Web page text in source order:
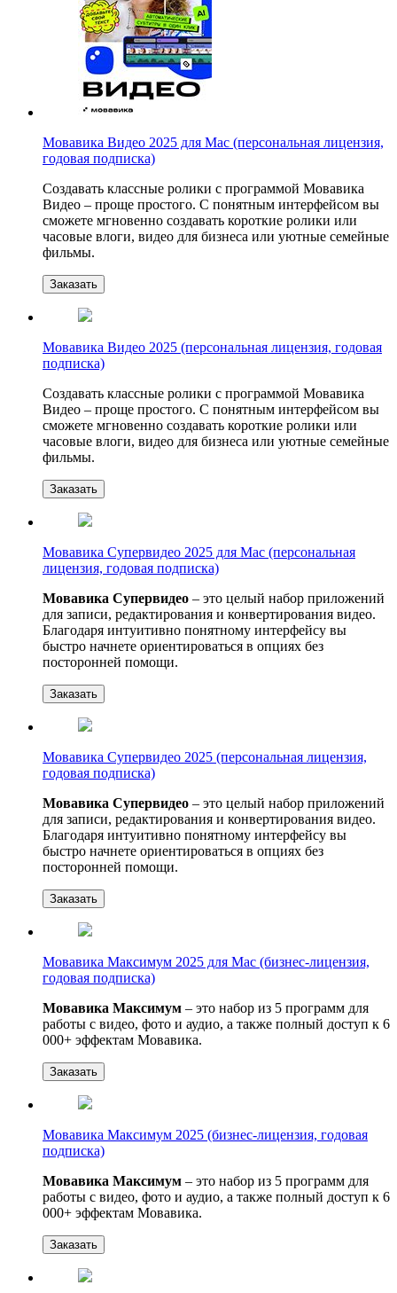
Мовавика Видео 2025 для Mac (персональная лицензия,
годовая подписка)
Создавать классные ролики с программой Мовавика
Видео – проще простого. С понятным интерфейсом вы
сможете мгновенно создавать короткие ролики или
часовые влоги, видео для бизнеса или уютные семейные
фильмы.
Заказать
Мовавика Видео 2025 (персональная лицензия, годовая
подписка)
Создавать классные ролики с программой Мовавика
Видео – проще простого. С понятным интерфейсом вы
сможете мгновенно создавать короткие ролики или
часовые влоги, видео для бизнеса или уютные семейные
фильмы.
Заказать
Мовавика Супервидео 2025 для Мас (персональная
лицензия, годовая подписка)
Мовавика Супервидео – это целый набор приложений
для записи, редактирования и конвертирования видео.
Благодаря интуитивно понятному интерфейсу вы
быстро начнете ориентироваться в опциях без
посторонней помощи.
Заказать
Мовавика Супервидео 2025 (персональная лицензия,
годовая подписка)
Мовавика Супервидео – это целый набор приложений
для записи, редактирования и конвертирования видео.
Благодаря интуитивно понятному интерфейсу вы
быстро начнете ориентироваться в опциях без
посторонней помощи.
Заказать
Мовавика Максимум 2025 для Мас (бизнес-лицензия,
годовая подписка)
Мовавика Максимум – это набор из 5 программ для
работы с видео, фото и аудио, а также полный доступ к 6
000+ эффектам Мовавика.
Заказать
Мовавика Максимум 2025 (бизнес-лицензия, годовая
подписка)
Мовавика Максимум – это набор из 5 программ для
работы с видео, фото и аудио, а также полный доступ к 6
000+ эффектам Мовавика.
Заказать